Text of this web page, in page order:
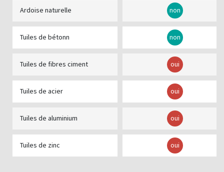
Ardoise naturelle non
Tuiles de bétonn non
Tuiles de fibres ciment oui
Tuiles de acier oui
Tuiles de aluminium oui
Tuiles de zinc oui